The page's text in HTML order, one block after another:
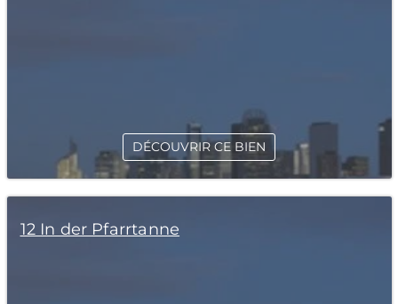
DÉCOUVRIR CE BIEN
12 In der Pfarrtanne